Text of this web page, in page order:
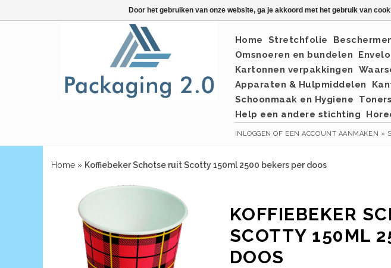
Home Stretchfolie
Omsnoeren en bundelen
Kartonnen verpakkingen
Apparaten & Hulpmiddelen
Schoonmaak en Hygiene
Toners
Help een andere stichting
INLOGGEN OF EEN ACCOUNT AANMAKEN »
Home » Koffiebeker Schotse ruit Scotty 150ml 2500 bekers per doos
KOFFIEBEKER
SCOTTY 150ML
DOOS
Door het gebruiken van onze website, ga je akkoord met het gebruik van